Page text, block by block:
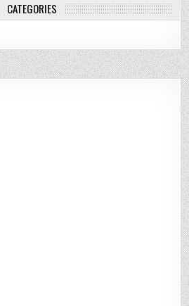
CATEGORIES